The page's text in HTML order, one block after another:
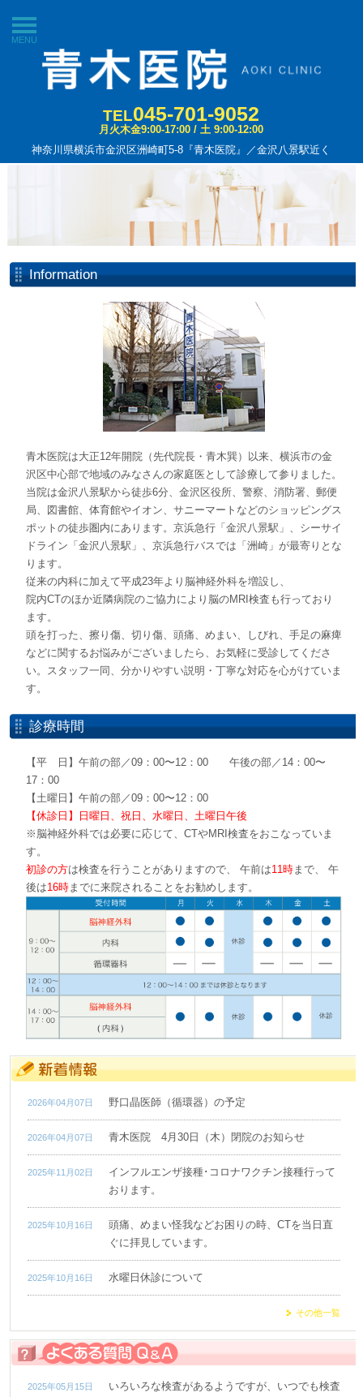
MENU
TEL045-701-9052
月火木金9:00-17:00 / 土 9:00-12:00
神奈川県横浜市金沢区洲崎町5-8『青木医院』／金沢八景駅近く
Information
青木医院は大正12年開院（先代院長・青木巽）以来、横浜市の金
沢区中心部で地域のみなさんの家庭医として診療して参りました。
当院は金沢八景駅から徒歩6分、金沢区役所、警察、消防署、郵便
局、図書館、体育館やイオン、サニーマートなどのショッピングス
ポットの徒歩圏内にあります。京浜急行「金沢八景駅」、シーサイ
ドライン「金沢八景駅」、京浜急行バスでは「洲崎」が最寄りとな
ります。
従来の内科に加えて平成23年より脳神経外科を増設し、
院内CTのほか近隣病院のご協力により脳のMRI検査も行っており
ます。
頭を打った、擦り傷、切り傷、頭痛、めまい、しびれ、手足の麻痺
などに関するお悩みがございましたら、お気軽に受診してくださ
い。スタッフ一同、分かりやすい説明・丁寧な対応を心がけていま
す。
診療時間
【平 日】午前の部／09：00〜12：00 午後の部／14：00〜
17：00
【土曜日】午前の部／09：00〜12：00
【休診日】日曜日、祝日、水曜日、土曜日午後
※脳神経外科では必要に応じて、CTやMRI検査をおこなっていま
す。
初診の方は検査を行うことがありますので、 午前は11時まで、 午
後は16時までに来院されることをお勧めします。
2026年04月07日 野口晶医師（循環器）の予定
2026年04月07日 青木医院 4月30日（木）閉院のお知らせ
2025年11月02日
インフルエンザ接種･コロナワクチン接種行って
おります。
2025年10月16日
頭痛、めまい怪我などお困りの時、CTを当日直
ぐに拝見しています。
2025年10月16日 水曜日休診について
その他一覧
2025年05月15日
いろいろな検査があるようですが、いつでも検査